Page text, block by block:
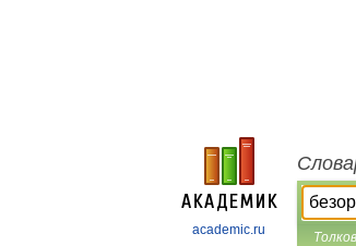
academic.ru